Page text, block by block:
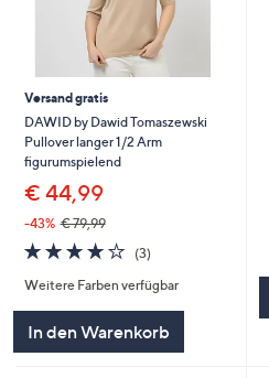
Versand gratis
DAWID by Dawid Tomaszewski
Pullover langer 1/2 Arm
figurumspielend
€ 44,99
-43% € 79,99
3.7
von
5
(3)
Weitere Farben verfügbar
In den Warenkorb